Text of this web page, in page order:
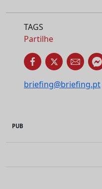
TAGS
Partilhe
briefing@briefing.pt
PUB